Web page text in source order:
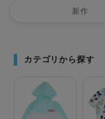
新作
カテゴリから探す